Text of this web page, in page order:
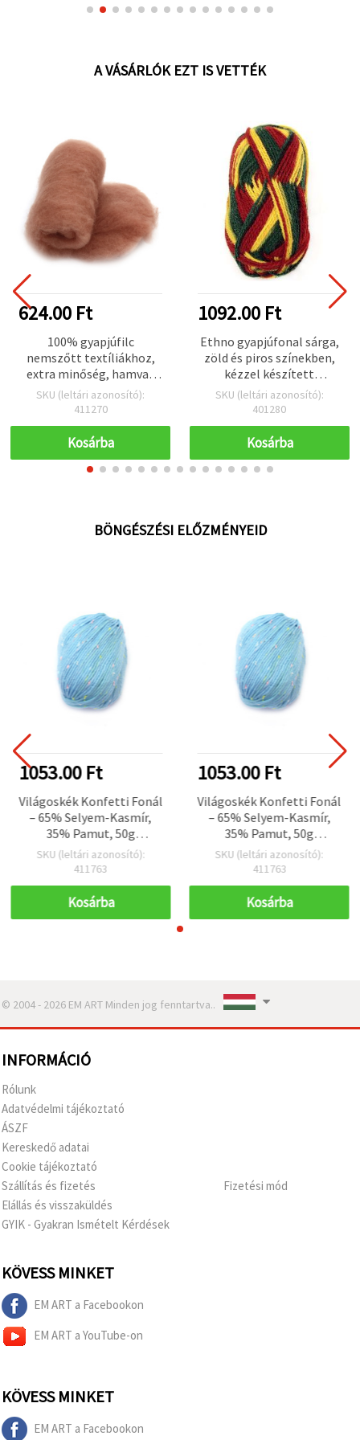
A VÁSÁRLÓK EZT IS VETTÉK
624.00 Ft
100% gyapjúfilc
nemszőtt textíliákhoz,
extra minőség, hamvas
rózsa, 700×600 mm – 50 g
SKU (leltári azonosító):
411270
Kosárba
1092.00 Ft
Ethno gyapjúfonal sárga,
zöld és piros színekben,
kézzel készített
ruházathoz és
kiegészítőkhöz, kötéshez
170 m
SKU (leltári azonosító):
401280
Kosárba
BÖNGÉSZÉSI ELŐZMÉNYEID
1053.00 Ft
Világoskék Konfetti Fonál
– 65% Selyem-Kasmír,
35% Pamut, 50g
(kötőfonal,
horgolófonal)
SKU (leltári azonosító):
411763
Kosárba
1053.00 Ft
Világoskék Konfetti Fonál
– 65% Selyem-Kasmír,
35% Pamut, 50g
(kötőfonal,
horgolófonal)
SKU (leltári azonosító):
411763
Kosárba
© 2004 - 2026 EM ART Minden jog fenntartva..
INFORMÁCIÓ
Rólunk
Adatvédelmi tájékoztató
ÁSZF
Kereskedő adatai
Cookie tájékoztató
Szállítás és fizetés
Elállás és visszaküldés
GYIK - Gyakran Ismételt Kérdések
Fizetési mód
KÖVESS MINKET
EM ART a Facebookon
EM ART a YouTube-on
KÖVESS MINKET
EM ART a Facebookon